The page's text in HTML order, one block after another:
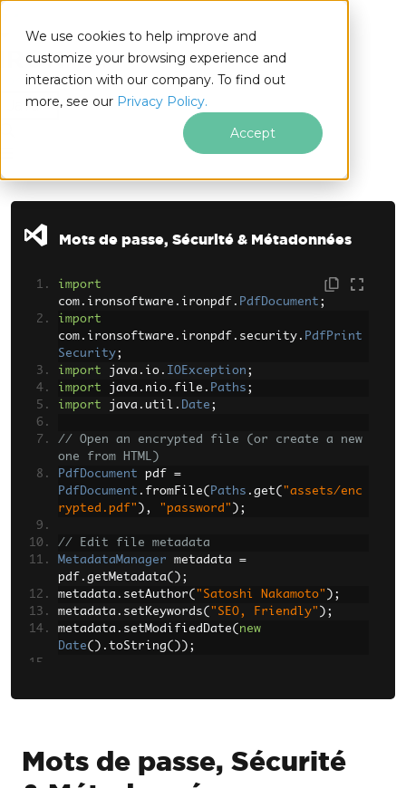
We use cookies to help improve and
customize your browsing experience and
interaction with our company. To find out
more, see our Privacy Policy.
Accept
Java
Passer au contenu du pied de page
Mots de passe, Sécurité & Métadonnées
import
com . ironsoftware . ironpdf . PdfDocument ;
import
com . ironsoftware . ironpdf . security . PdfPrint
Security;
import java . io . IOException ;
import java . nio . file . Paths ;
import java . util . Date ;
// Open an encrypted file (or create a new
one from HTML)
PdfDocument pdf =
PdfDocument . fromFile( Paths . get( "assets/enc
rypted.pdf" ), "password" );
// Edit file metadata
MetadataManager metadata =
pdf . getMetadata();
metadata . setAuthor( "Satoshi Nakamoto" );
metadata . setKeywords( "SEO, Friendly" );
metadata . setModifiedDate( new
Date(). toString());
// The code below makes the PDF read only
SecurityOptions
securityOptions
new
SecurityOptions ();
securityOptions
setAllowUserCopyPasteConte
Mots de passe, Sécurité